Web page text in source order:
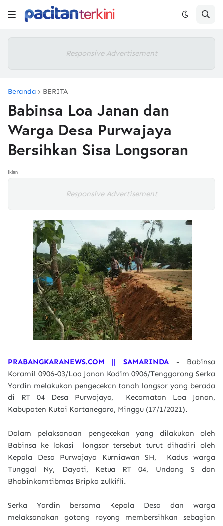
Responsive Advertisement
Beranda BERITA
Babinsa Loa Janan dan
Warga Desa Purwajaya
Bersihkan Sisa Longsoran
Iklan
Responsive Advertisement
PRABANGKARANEWS.COM || SAMARINDA- Babinsa
Koramil 0906-03/Loa Janan Kodim 0906/Tenggarong Serka
Yardin melakukan pengecekan tanah longsor yang berada
di RT 04 Desa Purwajaya, Kecamatan Loa Janan,
Kabupaten Kutai Kartanegara, Minggu (17/1/2021).
Dalam pelaksanaan pengecekan yang dilakukan oleh
Babinsa ke lokasi longsor tersebut turut dihadiri oleh
Kepala Desa Purwajaya Kurniawan SH, Kadus warga
Tunggal Ny, Dayati, Ketua RT 04, Undang S dan
Bhabinkamtibmas Bripka zulkifli.
Serka Yardin bersama Kepala Desa dan warga
melaksanakan gotong royong membersihkan sebagian